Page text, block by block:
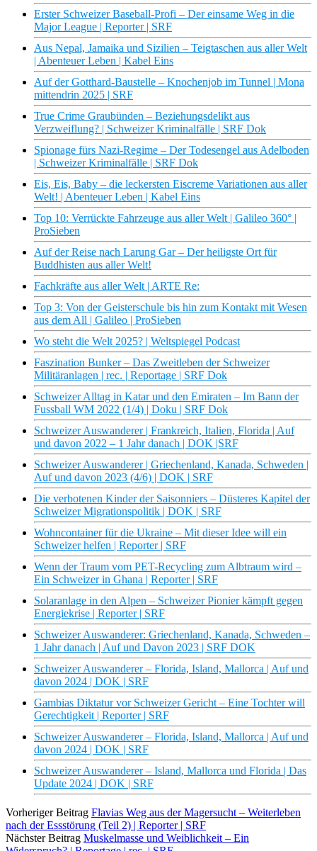
Erster Schweizer Baseball-Profi – Der einsame Weg in die
Major League | Reporter | SRF
Aus Nepal, Jamaika und Sizilien – Teigtaschen aus aller Welt
| Abenteuer Leben | Kabel Eins
Auf der Gotthard-Baustelle – Knochenjob im Tunnel | Mona
mittendrin 2025 | SRF
True Crime Graubünden – Beziehungsdelikt aus
Verzweiflung? | Schweizer Kriminalfälle | SRF Dok
Spionage fürs Nazi-Regime – Der Todesengel aus Adelboden
| Schweizer Kriminalfälle | SRF Dok
Eis, Eis, Baby – die leckersten Eiscreme Variationen aus aller
Welt! | Abenteuer Leben | Kabel Eins
Top 10: Verrückte Fahrzeuge aus aller Welt | Galileo 360° |
ProSieben
Auf der Reise nach Larung Gar – Der heiligste Ort für
Buddhisten aus aller Welt!
Fachkräfte aus aller Welt | ARTE Re:
Top 3: Von der Geisterschule bis hin zum Kontakt mit Wesen
aus dem All | Galileo | ProSieben
Wo steht die Welt 2025? | Weltspiegel Podcast
Faszination Bunker – Das Zweitleben der Schweizer
Militäranlagen | rec. | Reportage | SRF Dok
Schweizer Alltag in Katar und den Emiraten – Im Bann der
Fussball WM 2022 (1/4) | Doku | SRF Dok
Schweizer Auswanderer | Frankreich, Italien, Florida | Auf
und davon 2022 – 1 Jahr danach | DOK |SRF
Schweizer Auswanderer | Griechenland, Kanada, Schweden |
Auf und davon 2023 (4/6) | DOK | SRF
Die verbotenen Kinder der Saisonniers – Düsteres Kapitel der
Schweizer Migrationspolitik | DOK | SRF
Wohncontainer für die Ukraine – Mit dieser Idee will ein
Schweizer helfen | Reporter | SRF
Wenn der Traum vom PET-Recycling zum Albtraum wird –
Ein Schweizer in Ghana | Reporter | SRF
Solaranlage in den Alpen – Schweizer Pionier kämpft gegen
Energiekrise | Reporter | SRF
Schweizer Auswanderer: Griechenland, Kanada, Schweden –
1 Jahr danach | Auf und Davon 2023 | SRF DOK
Schweizer Auswanderer – Florida, Island, Mallorca | Auf und
davon 2024 | DOK | SRF
Gambias Diktatur vor Schweizer Gericht – Eine Tochter will
Gerechtigkeit | Reporter | SRF
Schweizer Auswanderer – Florida, Island, Mallorca | Auf und
davon 2024 | DOK | SRF
Schweizer Auswanderer – Island, Mallorca und Florida | Das
Update 2024 | DOK | SRF
Vorheriger Beitrag Flavias Weg aus der Magersucht – Weiterleben
nach der Essstörung (Teil 2) | Reporter | SRF
Nächster Beitrag Muskelmasse und Weiblichkeit – Ein